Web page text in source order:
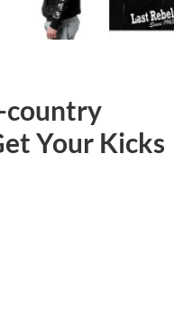
country
Your Kicks